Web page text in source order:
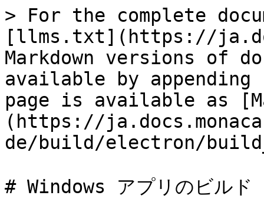
> For the complete
[llms.txt](https://
Markdown versions of
available by
page is available as
(https://
de/build/electron/
# Windows アプリのビルド